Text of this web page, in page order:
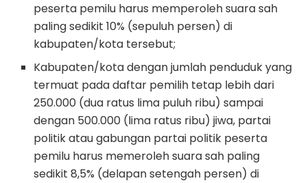
peserta pemilu harus memperoleh suara sah
paling sedikit 10% (sepuluh persen) di
kabupaten/kota tersebut;
Kabupaten/kota dengan jumlah penduduk yang
termuat pada daftar pemilih tetap lebih dari
250.000 (dua ratus lima puluh ribu) sampai
dengan 500.000 (lima ratus ribu) jiwa, partai
politik atau gabungan partai politik peserta
pemilu harus memeroleh suara sah paling
sedikit 8,5% (delapan setengah persen) di